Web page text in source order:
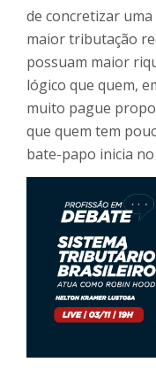
de concretizar
maior tributação
possuam maior
lógico que quem,
muito pague
que quem tem
bate-papo inicia